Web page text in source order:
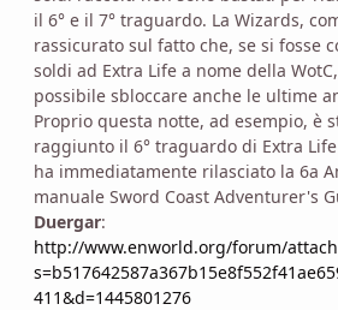
il 6° e il 7° traguardo. La Wizards,
rassicurato sul fatto che, se si fosse
soldi ad Extra Life a nome della
possibile sbloccare anche le ultime
Proprio questa notte, ad esempio, è
raggiunto il 6° traguardo di Extra
ha immediatamente rilasciato la 6a
manuale Sword Coast Adventurer's
Duergar:
http://www.enworld.org/forum/
411&d=1445801276